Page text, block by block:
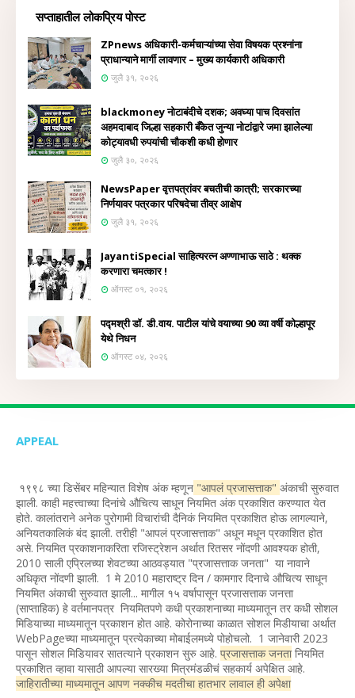
सप्ताहातील लोकप्रिय पोस्ट
ZPnews अधिकारी-कर्मचाऱ्यांच्या सेवा विषयक प्रश्नांना
प्राधान्याने मार्गी लावणार – मुख्य कार्यकारी अधिकारी
जुलै ३१, २०२६
blackmoney नोटाबंदीचे दशक; अवघ्या पाच दिवसांत
अहमदाबाद जिल्हा सहकारी बँकेत जुन्या नोटांद्वारे जमा झालेल्या
कोट्यावधी रुपयांची चौकशी कधी होणार
जुलै ३०, २०२६
NewsPaper वृत्तपत्रांवर बचतीची कात्री; सरकारच्या
निर्णयावर पत्रकार परिषदेचा तीव्र आक्षेप
जुलै ३१, २०२६
JayantiSpecial साहित्यरत्न अण्णाभाऊ साठे : थक्क
करणारा चमत्कार !
ऑगस्ट ०१, २०२६
पद्मश्री डॉ. डी.वाय. पाटील यांचे वयाच्या 90 व्या वर्षी कोल्हापूर
येथे निधन
ऑगस्ट ०४, २०२६
APPEAL
१९९८ च्या डिसेंबर महिन्यात विशेष अंक म्हणून "आपलं प्रजासत्ताक" अंकाची सुरुवात
झाली. काही महत्त्वाच्या दिनांचे औचित्य साधून नियमित अंक प्रकाशित करण्यात येत
होते. कालांतराने अनेक पुरोगामी विचारांची दैनिकं नियमित प्रकाशित होऊ लागल्याने,
अनियतकालिकं बंद झाली. तरीही "आपलं प्रजासत्ताक" अधून मधून प्रकाशित होत
असे. नियमित प्रकाशनाकरिता रजिस्ट्रेशन अर्थात रितसर नोंदणी आवश्यक होती,
2010 साली एप्रिलच्या शेवटच्या आठवड्यात "प्रजासत्ताक जनता" या नावाने
अधिकृत नोंदणी झाली. 1 मे 2010 महाराष्ट्र दिन / कामगार दिनाचे औचित्य साधून
नियमित अंकाची सुरुवात झाली... मागील १५ वर्षापासून प्रजासत्ताक जनत्ता
(साप्ताहिक) हे वर्तमानपत्र नियमितपणे कधी प्रकाशनाच्या माध्यमातून तर कधी सोशल
मिडियाच्या माध्यमातून प्रकाशन होत आहे. कोरोनाच्या काळात सोशल मिडीयाचा अर्थात
WebPageच्या माध्यमातून प्रत्येकाच्या मोबाईलमध्ये पोहोचलो. 1 जानेवारी 2023
पासून सोशल मिडियावर सातत्याने प्रकाशन सुरु आहे. प्रजासत्ताक जनतानियमित
प्रकाशित व्हावा यासाठी आपल्या सारख्या मित्रमंडळीचं सहकार्य अपेक्षित आहे.
जाहिरातीच्या माध्यमातून आपण नक्कीच मदतीचा हातभार लावाल ही अपेक्षा